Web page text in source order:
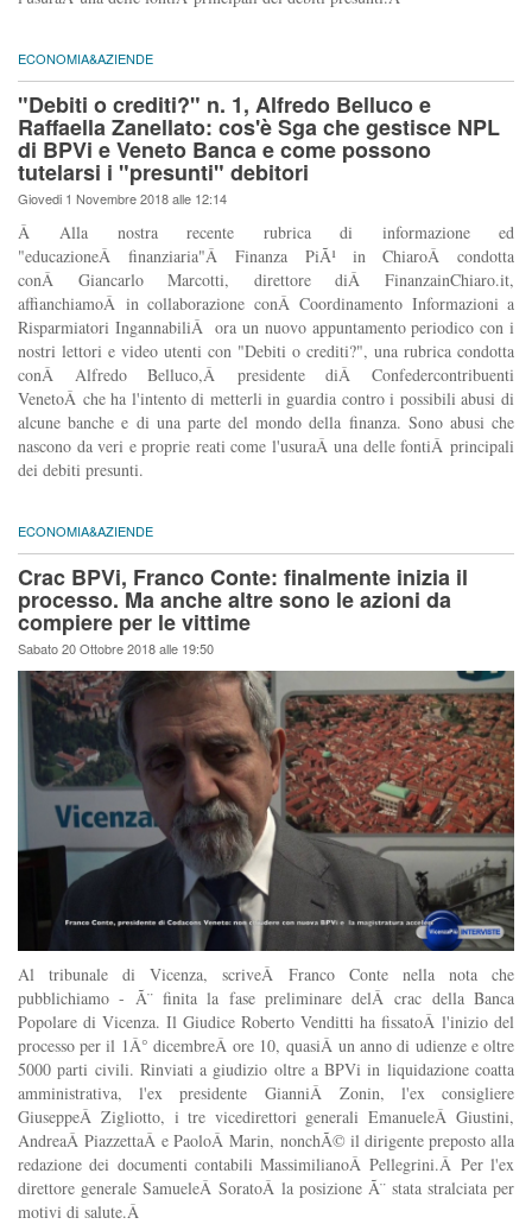
ECONOMIA&AZIENDE
"Debiti o crediti?" n. 1, Alfredo Belluco e
Raffaella Zanellato: cos'è Sga che gestisce NPL
di BPVi e Veneto Banca e come possono
tutelarsi i "presunti" debitori
Giovedi 1 Novembre 2018 alle 12:14
Â Alla nostra recente rubrica di informazione ed
"educazioneÂ finanziaria"Â Finanza PiÃ¹ in ChiaroÂ condotta
conÂ Giancarlo Marcotti, direttore diÂ FinanzainChiaro.it,
affianchiamoÂ in collaborazione conÂ Coordinamento Informazioni a
Risparmiatori IngannabiliÂ ora un nuovo appuntamento periodico con i
nostri lettori e video utenti con "Debiti o crediti?", una rubrica condotta
conÂ Alfredo Belluco,Â presidente diÂ Confedercontribuenti
VenetoÂ che ha l'intento di metterli in guardia contro i possibili abusi di
alcune banche e di una parte del mondo della finanza. Sono abusi che
nascono da veri e proprie reati come l'usuraÂ una delle fontiÂ principali
dei debiti presunti.
ECONOMIA&AZIENDE
Crac BPVi, Franco Conte: finalmente inizia il
processo. Ma anche altre sono le azioni da
compiere per le vittime
Sabato 20 Ottobre 2018 alle 19:50
Al tribunale di Vicenza, scriveÂ Franco Conte nella nota che
pubblichiamo - Ã¨ finita la fase preliminare delÂ crac della Banca
Popolare di Vicenza. Il Giudice Roberto Venditti ha fissatoÂ l'inizio del
processo per il 1Â° dicembreÂ ore 10, quasiÂ un anno di udienze e oltre
5000 parti civili. Rinviati a giudizio oltre a BPVi in liquidazione coatta
amministrativa, l'ex presidente GianniÂ Zonin, l'ex consigliere
GiuseppeÂ Zigliotto, i tre vicedirettori generali EmanueleÂ Giustini,
AndreaÂ PiazzettaÂ e PaoloÂ Marin, nonchÃ© il dirigente preposto alla
redazione dei documenti contabili MassimilianoÂ Pellegrini.Â Per l'ex
direttore generale SamueleÂ SoratoÂ la posizione Ã¨ stata stralciata per
motivi di salute.Â